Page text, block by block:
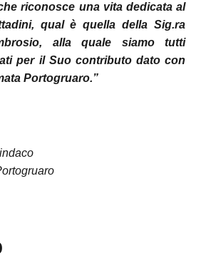
riconosce una vita dedicata al
qual è quella della Sig.ra
alla quale siamo tutti
per il Suo contributo dato con
Portogruaro.”